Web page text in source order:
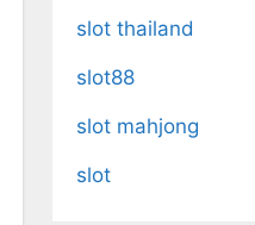
slot thailand
slot88
slot mahjong
slot